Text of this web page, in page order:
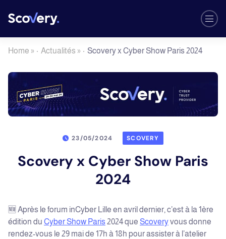
Home » Actualités » Scovery x Cyber Show Paris 2024
23/05/2024 SCOVERY
Scovery x Cyber Show Paris
2024
🆕 Après le forum inCyber Lille en avril dernier, c’est à la 1ère
édition duCyber Show Paris2024 queScoveryvous donne
rendez-vous le 29 mai de 17h à 18h pour assister à l’atelier